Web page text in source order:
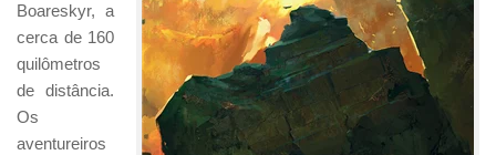
Boareskyr, a
cerca de 160
quilômetros
de distância.
Os
aventureiros